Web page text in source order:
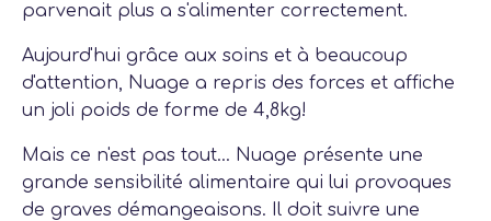
parvenait plus a s'alimenter correctement.
Aujourd'hui grâce aux soins et à beaucoup
d'attention, Nuage a repris des forces et affiche
un joli poids de forme de 4,8kg!
Mais ce n'est pas tout... Nuage présente une
grande sensibilité alimentaire qui lui provoques
de graves démangeaisons. Il doit suivre une